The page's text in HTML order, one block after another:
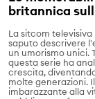
britannica
La sitcom
saputo descrivere
un umorismo unici.
questa serie ha
crescita,
molte generazioni.
imbarazzante alla